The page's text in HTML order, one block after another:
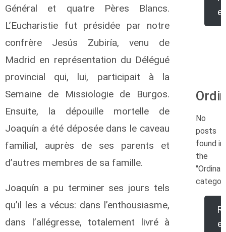
Général et quatre Pères Blancs.
L’Eucharistie fut présidée par notre
confrère Jesús Zubiría, venu de
Madrid en représentation du Délégué
provincial qui, lui, participait à la
Semaine de Missiologie de Burgos.
Ensuite, la dépouille mortelle de
Joaquín a été déposée dans le caveau
familial, auprès de ses parents et
d’autres membres de sa famille.
Joaquín a pu terminer ses jours tels
qu’il les a vécus: dans l’enthousiasme,
dans l’allégresse, totalement livré à
e
No
posts
found in
the
R
e